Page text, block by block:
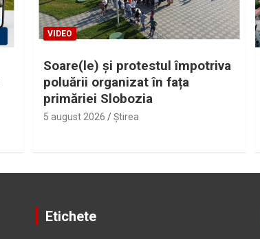
VIDEO
Soare(le) și protestul împotriva
poluării organizat în fața
primăriei Slobozia
5 august 2026 Ştirea
Etichete